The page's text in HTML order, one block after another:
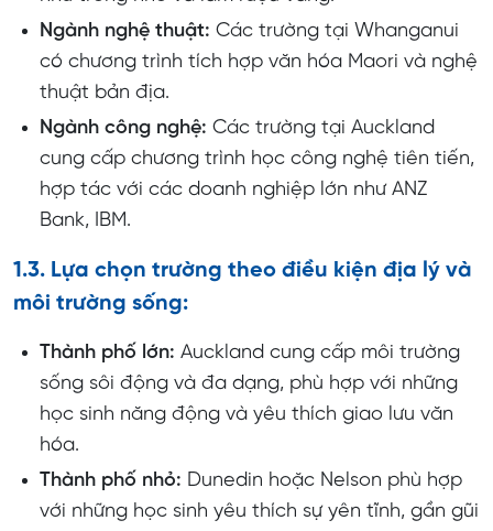
Ngành nghệ thuật: Các trường tại Whanganui
có chương trình tích hợp văn hóa Maori và nghệ
thuật bản địa.
Ngành công nghệ: Các trường tại Auckland
cung cấp chương trình học công nghệ tiên tiến,
hợp tác với các doanh nghiệp lớn như ANZ
Bank, IBM.
1.3. Lựa chọn trường theo điều kiện địa lý và
môi trường sống:
Thành phố lớn: Auckland cung cấp môi trường
sống sôi động và đa dạng, phù hợp với những
học sinh năng động và yêu thích giao lưu văn
hóa.
Thành phố nhỏ: Dunedin hoặc Nelson phù hợp
với những học sinh yêu thích sự yên tĩnh, gần gũi